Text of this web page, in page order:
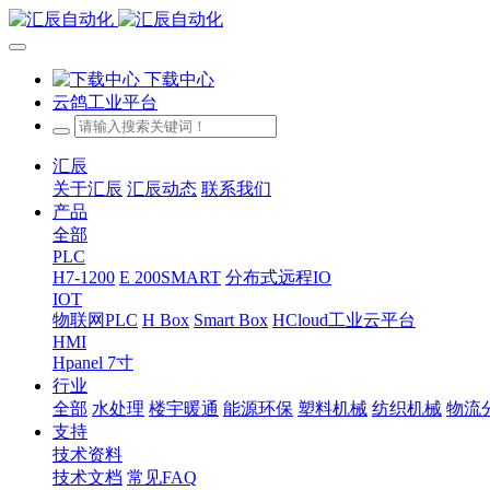
下载中心
云鸽工业平台
汇辰
关于汇辰 汇辰动态 联系我们
产品
全部
PLC
H7-1200 E 200SMART 分布式远程IO
IOT
物联网PLC H Box Smart Box HCloud工业云平台
HMI
Hpanel 7寸
行业
全部 水处理 楼宇暖通 能源环保 塑料机械 纺织机械 物流
支持
技术资料
技术文档 常见FAQ